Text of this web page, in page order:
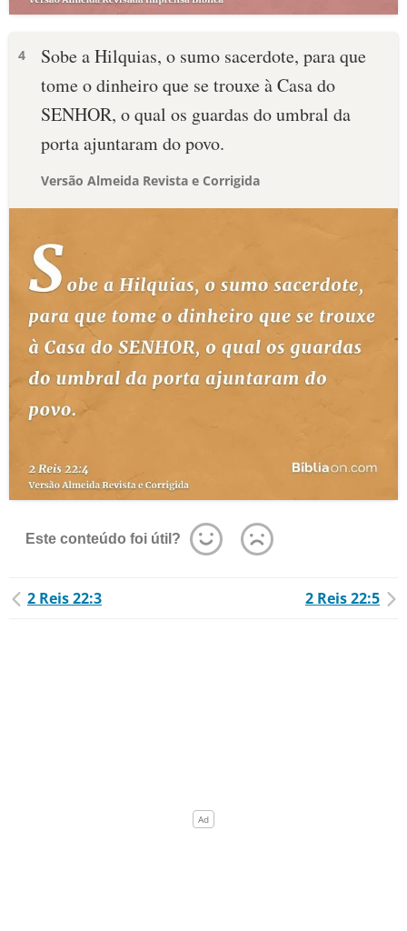
4
Sobe a Hilquias, o sumo sacerdote, para que
tome o dinheiro que se trouxe à Casa do
SENHOR, o qual os guardas do umbral da
porta ajuntaram do povo.
Versão Almeida Revista e Corrigida
Este conteúdo foi útil?
2 Reis 22:3 2 Reis 22:5